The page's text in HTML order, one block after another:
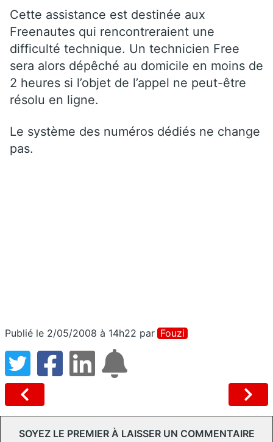
Cette assistance est destinée aux
Freenautes qui rencontreraient une
difficulté technique. Un technicien Free
sera alors dépêché au domicile en moins de
2 heures si l’objet de l’appel ne peut-être
résolu en ligne.
Le système des numéros dédiés ne change
pas.
Publié le 2/05/2008 à 14h22 par Fouzi
SOYEZ LE PREMIER À LAISSER UN COMMENTAIRE